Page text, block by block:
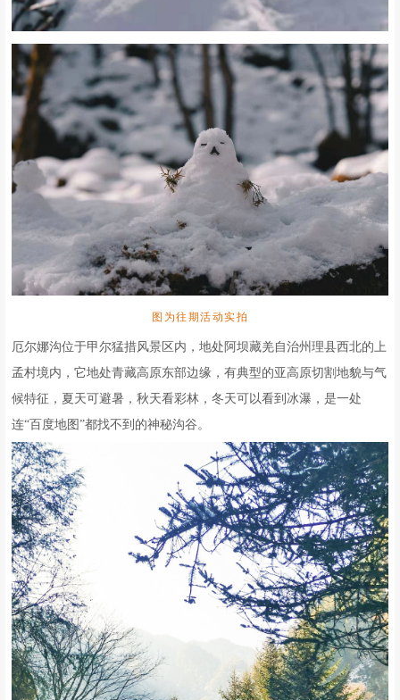
图为往期活动实拍
厄尔娜沟位于甲尔猛措风景区内，地处阿坝藏羌自治州理县西北的上
孟村境内，它地处青藏高原东部边缘，有典型的亚高原切割地貌与气
候特征，夏天可避暑，秋天看彩林，冬天可以看到冰瀑，是一处
连“百度地图”都找不到的神秘沟谷。